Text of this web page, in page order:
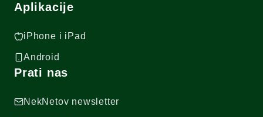
Aplikacije
iPhone i iPad
Android
Prati nas
NekNetov newsletter